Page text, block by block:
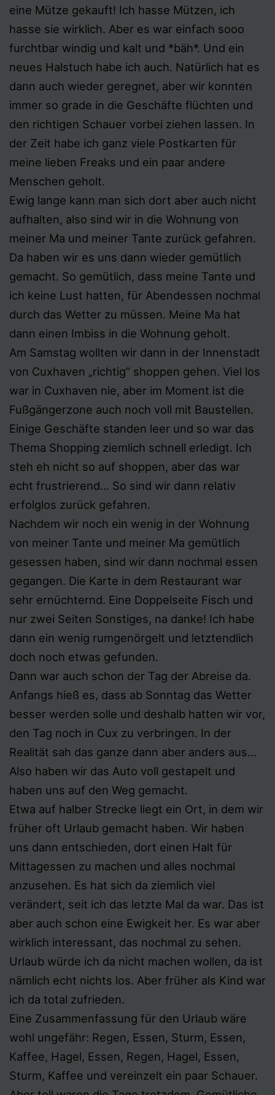
eine Mütze gekauft! Ich hasse Mützen, ich
hasse sie wirklich. Aber es war einfach sooo
furchtbar windig und kalt und *bäh*. Und ein
neues Halstuch habe ich auch. Natürlich hat es
dann auch wieder geregnet, aber wir konnten
immer so grade in die Geschäfte flüchten und
den richtigen Schauer vorbei ziehen lassen. In
der Zeit habe ich ganz viele Postkarten für
meine lieben Freaks und ein paar andere
Menschen geholt.
Ewig lange kann man sich dort aber auch nicht
aufhalten, also sind wir in die Wohnung von
meiner Ma und meiner Tante zurück gefahren.
Da haben wir es uns dann wieder gemütlich
gemacht. So gemütlich, dass meine Tante und
ich keine Lust hatten, für Abendessen nochmal
durch das Wetter zu müssen. Meine Ma hat
dann einen Imbiss in die Wohnung geholt.
Am Samstag wollten wir dann in der Innenstadt
von Cuxhaven „richtig“ shoppen gehen. Viel los
war in Cuxhaven nie, aber im Moment ist die
Fußgängerzone auch noch voll mit Baustellen.
Einige Geschäfte standen leer und so war das
Thema Shopping ziemlich schnell erledigt. Ich
steh eh nicht so auf shoppen, aber das war
echt frustrierend… So sind wir dann relativ
erfolglos zurück gefahren.
Nachdem wir noch ein wenig in der Wohnung
von meiner Tante und meiner Ma gemütlich
gesessen haben, sind wir dann nochmal essen
gegangen. Die Karte in dem Restaurant war
sehr ernüchternd. Eine Doppelseite Fisch und
nur zwei Seiten Sonstiges, na danke! Ich habe
dann ein wenig rumgenörgelt und letztendlich
doch noch etwas gefunden.
Dann war auch schon der Tag der Abreise da.
Anfangs hieß es, dass ab Sonntag das Wetter
besser werden solle und deshalb hatten wir vor,
den Tag noch in Cux zu verbringen. In der
Realität sah das ganze dann aber anders aus…
Also haben wir das Auto voll gestapelt und
haben uns auf den Weg gemacht.
Etwa auf halber Strecke liegt ein Ort, in dem wir
früher oft Urlaub gemacht haben. Wir haben
uns dann entschieden, dort einen Halt für
Mittagessen zu machen und alles nochmal
anzusehen. Es hat sich da ziemlich viel
verändert, seit ich das letzte Mal da war. Das ist
aber auch schon eine Ewigkeit her. Es war aber
wirklich interessant, das nochmal zu sehen.
Urlaub würde ich da nicht machen wollen, da ist
nämlich echt nichts los. Aber früher als Kind war
ich da total zufrieden.
Eine Zusammenfassung für den Urlaub wäre
wohl ungefähr: Regen, Essen, Sturm, Essen,
Kaffee, Hagel, Essen, Regen, Hagel, Essen,
Sturm, Kaffee und vereinzelt ein paar Schauer.